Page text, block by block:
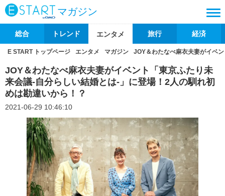
マガジン
総合 トレンド エンタメ 旅行 経済
E START トップページ エンタメ マガジン JOY＆わたなべ麻衣夫妻がイベ
JOY＆わたなべ麻衣夫妻がイベント「東京ふたり未
来会議-自分らしい結婚とは-」に登場！2人の馴れ初
めは勘違いから！？
2021-06-29 10:46:10